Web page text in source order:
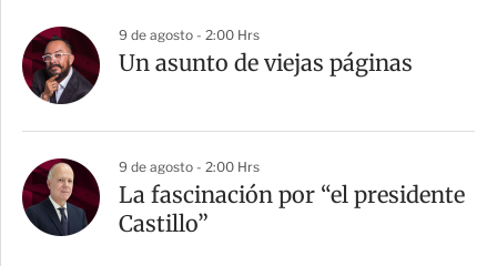
9 de agosto - 2:00 Hrs
Un asunto de viejas páginas
9 de agosto - 2:00 Hrs
La fascinación por “el presidente
Castillo”